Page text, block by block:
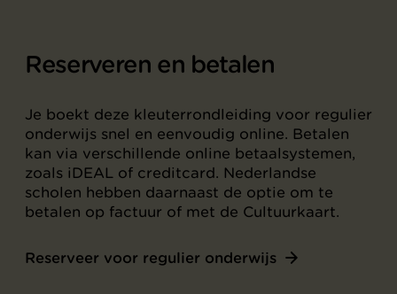
Reserveren en betalen
Je boekt deze kleuterrondleiding voor regulier
onderwijs snel en eenvoudig online. Betalen
kan via verschillende online betaalsystemen,
zoals iDEAL of creditcard. Nederlandse
scholen hebben daarnaast de optie om te
betalen op factuur of met de Cultuurkaart.
Reserveer voor regulier onderwijs